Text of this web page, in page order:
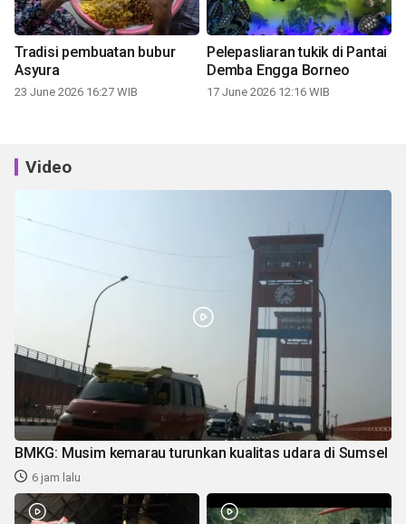
Tradisi pembuatan bubur
Asyura
23 June 2026 16:27 WIB
Pelepasliaran tukik di Pantai
Demba Engga Borneo
17 June 2026 12:16 WIB
Video
BMKG: Musim kemarau turunkan kualitas udara di Sumsel
6 jam lalu